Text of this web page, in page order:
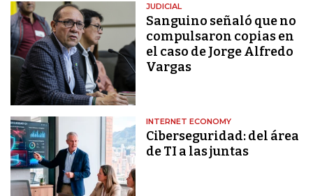
JUDICIAL
Sanguino señaló que no
compulsaron copias en
el caso de Jorge Alfredo
Vargas
INTERNET ECONOMY
Ciberseguridad: del área
de TI a las juntas